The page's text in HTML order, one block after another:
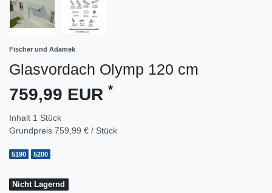
Fischer und Adamek
Glasvordach Olymp 120 cm
759,99 EUR *
Inhalt 1 Stück
Grundpreis 759,99 € / Stück
5190 5200
Nicht Lagernd